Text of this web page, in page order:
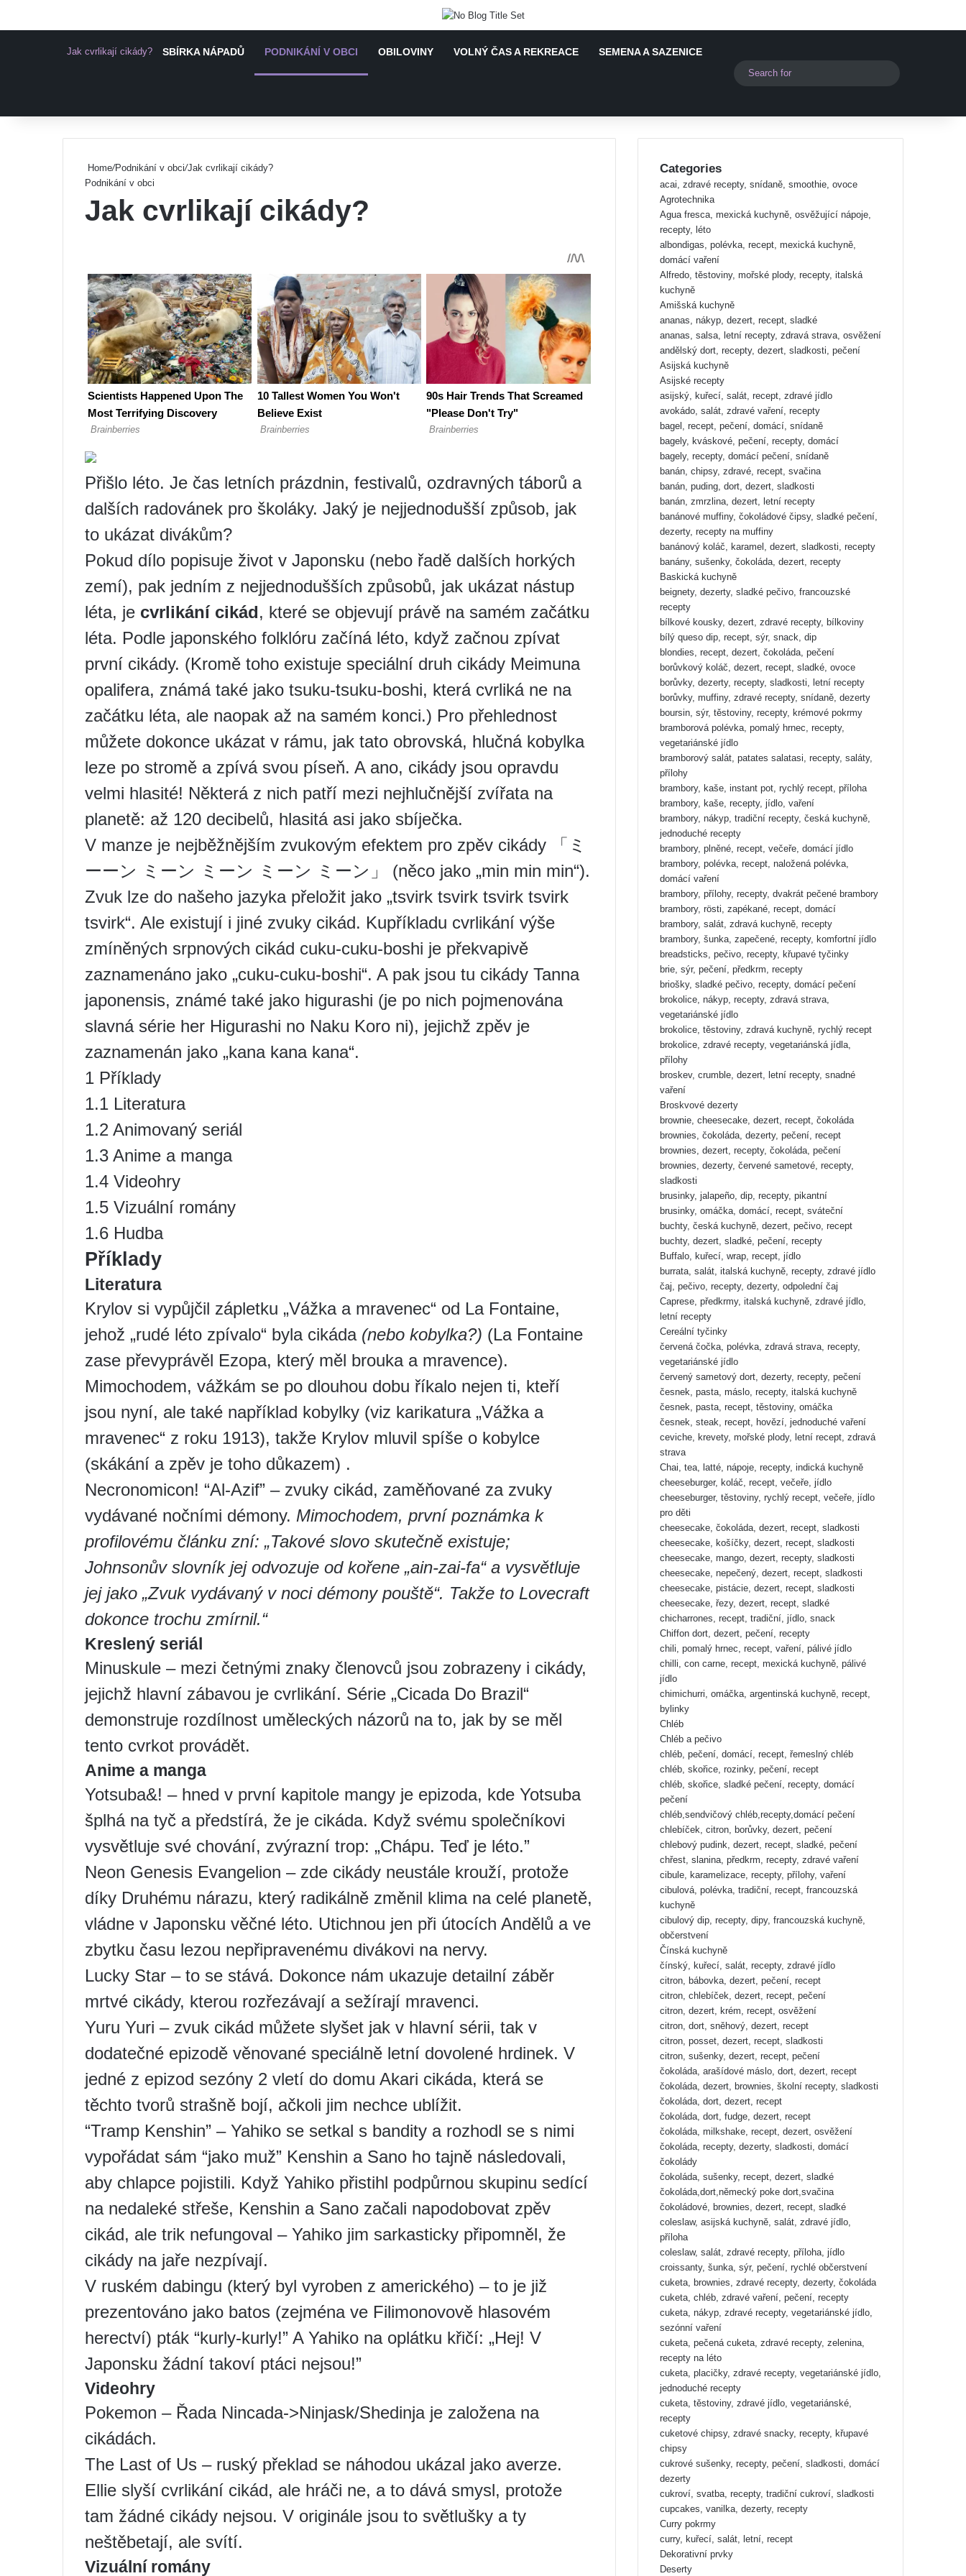
Jak cvrlikají cikády? SBÍRKA NÁPADŮ PODNIKÁNÍ V OBCI OBILOVINY VOLNÝ ČAS A REKREACE SEMENA A SAZENICE
Switch skin
Home/Podnikání v obci/Jak cvrlikají cikády?
Podnikání v obci
Jak cvrlikají cikády?
Přišlo léto. Je čas letních prázdnin, festivalů, ozdravných táborů a
dalších radovánek pro školáky. Jaký je nejjednodušší způsob, jak
to ukázat divákům?
Pokud dílo popisuje život v Japonsku (nebo řadě dalších horkých
zemí), pak jedním z nejjednodušších způsobů, jak ukázat nástup
léta, je cvrlikání cikád, které se objevují právě na samém začátku
léta. Podle japonského folklóru začíná léto, když začnou zpívat
první cikády. (Kromě toho existuje speciální druh cikády Meimuna
opalifera, známá také jako tsuku-tsuku-boshi, která cvrliká ne na
začátku léta, ale naopak až na samém konci.) Pro přehlednost
můžete dokonce ukázat v rámu, jak tato obrovská, hlučná kobylka
leze po stromě a zpívá svou píseň. A ano, cikády jsou opravdu
velmi hlasité! Některá z nich patří mezi nejhlučnější zvířata na
planetě: až 120 decibelů, hlasitá asi jako sbíječka.
V manze je nejběžnějším zvukovým efektem pro zpěv cikády 「ミ
ーーン ミーン ミーン ミーン ミーン」 (něco jako „min min min“).
Zvuk lze do našeho jazyka přeložit jako „tsvirk tsvirk tsvirk tsvirk
tsvirk“. Ale existují i ​​jiné zvuky cikád. Kupříkladu cvrlikání výše
zmíněných srpnových cikád cuku-cuku-boshi je překvapivě
zaznamenáno jako „cuku-cuku-boshi“. A pak jsou tu cikády Tanna
japonensis, známé také jako higurashi (je po nich pojmenována
slavná série her Higurashi no Naku Koro ni), jejichž zpěv je
zaznamenán jako „kana kana kana“.
1 Příklady
1.1 Literatura
1.2 Animovaný seriál
1.3 Anime a manga
1.4 Videohry
1.5 Vizuální romány
1.6 Hudba
Příklady
Literatura
Krylov si vypůjčil zápletku „Vážka a mravenec“ od La Fontaine,
jehož „rudé léto zpívalo“ byla cikáda (nebo kobylka?) (La Fontaine
zase převyprávěl Ezopa, který měl brouka a mravence).
Mimochodem, vážkám se po dlouhou dobu říkalo nejen ti, kteří
jsou nyní, ale také například kobylky (viz karikatura „Vážka a
mravenec“ z roku 1913), takže Krylov mluvil spíše o kobylce
(skákání a zpěv je toho důkazem) .
Necronomicon! “Al-Azif” – zvuky cikád, zaměňované za zvuky
vydávané nočními démony. Mimochodem, první poznámka k
profilovému článku zní: „Takové slovo skutečně existuje;
Johnsonův slovník jej odvozuje od kořene „ain-zai-fa“ a vysvětluje
jej jako „Zvuk vydávaný v noci démony pouště“. Takže to Lovecraft
dokonce trochu zmírnil.“
Kreslený seriál
Minuskule – mezi četnými znaky členovců jsou zobrazeny i cikády,
jejichž hlavní zábavou je cvrlikání. Série „Cicada Do Brazil“
demonstruje rozdílnost uměleckých názorů na to, jak by se měl
tento cvrkot provádět.
Anime a manga
Yotsuba&! – hned v první kapitole mangy je epizoda, kde Yotsuba
šplhá na tyč a předstírá, že je cikáda. Když svému společníkovi
vysvětluje své chování, zvýrazní trop: „Chápu. Teď je léto.”
Neon Genesis Evangelion – zde cikády neustále krouží, protože
díky Druhému nárazu, který radikálně změnil klima na celé planetě,
vládne v Japonsku věčné léto. Utichnou jen při útocích Andělů a ve
zbytku času lezou nepřipravenému divákovi na nervy.
Lucky Star – to se stává. Dokonce nám ukazuje detailní záběr
mrtvé cikády, kterou rozřezávají a sežírají mravenci.
Yuru Yuri – zvuk cikád můžete slyšet jak v hlavní sérii, tak v
dodatečné epizodě věnované speciálně letní dovolené hrdinek. V
jedné z epizod sezóny 2 vletí do domu Akari cikáda, která se
těchto tvorů strašně bojí, ačkoli jim nechce ublížit.
“Tramp Kenshin” – Yahiko se setkal s bandity a rozhodl se s nimi
vypořádat sám “jako muž” Kenshin a Sano ho tajně následovali,
aby chlapce pojistili. Když Yahiko přistihl podpůrnou skupinu sedící
na nedaleké střeše, Kenshin a Sano začali napodobovat zpěv
cikád, ale trik nefungoval – Yahiko jim sarkasticky připomněl, že
cikády na jaře nezpívají.
V ruském dabingu (který byl vyroben z amerického) – to je již
prezentováno jako batos (zejména ve Filimonovově hlasovém
herectví) pták “kurly-kurly!” A Yahiko na oplátku křičí: „Hej! V
Japonsku žádní takoví ptáci nejsou!”
Videohry
Pokemon – Řada Nincada->Ninjask/Shedinja je založena na
cikádách.
The Last of Us – ruský překlad se náhodou ukázal jako averze.
Ellie slyší cvrlikání cikád, ale hráči ne, a to dává smysl, protože
tam žádné cikády nejsou. V originále jsou to světlušky a ty
neštěbetají, ale svítí.
Vizuální romány
Categories
acai, zdravé recepty, snídaně, smoothie, ovoce
Agrotechnika
Agua fresca, mexická kuchyně, osvěžující nápoje,
recepty, léto
albondigas, polévka, recept, mexická kuchyně,
domácí vaření
Alfredo, těstoviny, mořské plody, recepty, italská
kuchyně
Amišská kuchyně
ananas, nákyp, dezert, recept, sladké
ananas, salsa, letní recepty, zdravá strava, osvěžení
andělský dort, recepty, dezert, sladkosti, pečení
Asijská kuchyně
Asijské recepty
asijský, kuřecí, salát, recept, zdravé jídlo
avokádo, salát, zdravé vaření, recepty
bagel, recept, pečení, domácí, snídaně
bagely, kváskové, pečení, recepty, domácí
bagely, recepty, domácí pečení, snídaně
banán, chipsy, zdravé, recept, svačina
banán, puding, dort, dezert, sladkosti
banán, zmrzlina, dezert, letní recepty
banánové muffiny, čokoládové čipsy, sladké pečení,
dezerty, recepty na muffiny
banánový koláč, karamel, dezert, sladkosti, recepty
banány, sušenky, čokoláda, dezert, recepty
Baskická kuchyně
beignety, dezerty, sladké pečivo, francouzské
recepty
bílkové kousky, dezert, zdravé recepty, bílkoviny
bílý queso dip, recept, sýr, snack, dip
blondies, recept, dezert, čokoláda, pečení
borůvkový koláč, dezert, recept, sladké, ovoce
borůvky, dezerty, recepty, sladkosti, letní recepty
borůvky, muffiny, zdravé recepty, snídaně, dezerty
boursin, sýr, těstoviny, recepty, krémové pokrmy
bramborová polévka, pomalý hrnec, recepty,
vegetariánské jídlo
bramborový salát, patates salatasi, recepty, saláty,
přílohy
brambory, kaše, instant pot, rychlý recept, příloha
brambory, kaše, recepty, jídlo, vaření
brambory, nákyp, tradiční recepty, česká kuchyně,
jednoduché recepty
brambory, plněné, recept, večeře, domácí jídlo
brambory, polévka, recept, naložená polévka,
domácí vaření
brambory, přílohy, recepty, dvakrát pečené brambory
brambory, rösti, zapékané, recept, domácí
brambory, salát, zdravá kuchyně, recepty
brambory, šunka, zapečené, recepty, komfortní jídlo
breadsticks, pečivo, recepty, křupavé tyčinky
brie, sýr, pečení, předkrm, recepty
briošky, sladké pečivo, recepty, domácí pečení
brokolice, nákyp, recepty, zdravá strava,
vegetariánské jídlo
brokolice, těstoviny, zdravá kuchyně, rychlý recept
brokolice, zdravé recepty, vegetariánská jídla,
přílohy
broskev, crumble, dezert, letní recepty, snadné
vaření
Broskvové dezerty
brownie, cheesecake, dezert, recept, čokoláda
brownies, čokoláda, dezerty, pečení, recept
brownies, dezert, recepty, čokoláda, pečení
brownies, dezerty, červené sametové, recepty,
sladkosti
brusinky, jalapeño, dip, recepty, pikantní
brusinky, omáčka, domácí, recept, sváteční
buchty, česká kuchyně, dezert, pečivo, recept
buchty, dezert, sladké, pečení, recepty
Buffalo, kuřecí, wrap, recept, jídlo
burrata, salát, italská kuchyně, recepty, zdravé jídlo
čaj, pečivo, recepty, dezerty, odpolední čaj
Caprese, předkrmy, italská kuchyně, zdravé jídlo,
letní recepty
Cereální tyčinky
červená čočka, polévka, zdravá strava, recepty,
vegetariánské jídlo
červený sametový dort, dezerty, recepty, pečení
česnek, pasta, máslo, recepty, italská kuchyně
česnek, pasta, recept, těstoviny, omáčka
česnek, steak, recept, hovězí, jednoduché vaření
ceviche, krevety, mořské plody, letní recept, zdravá
strava
Chai, tea, latté, nápoje, recepty, indická kuchyně
cheeseburger, koláč, recept, večeře, jídlo
cheeseburger, těstoviny, rychlý recept, večeře, jídlo
pro děti
cheesecake, čokoláda, dezert, recept, sladkosti
cheesecake, košíčky, dezert, recept, sladkosti
cheesecake, mango, dezert, recepty, sladkosti
cheesecake, nepečený, dezert, recept, sladkosti
cheesecake, pistácie, dezert, recept, sladkosti
cheesecake, řezy, dezert, recept, sladké
chicharrones, recept, tradiční, jídlo, snack
Chiffon dort, dezert, pečení, recepty
chili, pomalý hrnec, recept, vaření, pálivé jídlo
chilli, con carne, recept, mexická kuchyně, pálivé
jídlo
chimichurri, omáčka, argentinská kuchyně, recept,
bylinky
Chléb
Chléb a pečivo
chléb, pečení, domácí, recept, řemeslný chléb
chléb, skořice, rozinky, pečení, recept
chléb, skořice, sladké pečení, recepty, domácí
pečení
chléb,sendvičový chléb,recepty,domácí pečení
chlebíček, citron, borůvky, dezert, pečení
chlebový pudink, dezert, recept, sladké, pečení
chřest, slanina, předkrm, recepty, zdravé vaření
cibule, karamelizace, recepty, přílohy, vaření
cibulová, polévka, tradiční, recept, francouzská
kuchyně
cibulový dip, recepty, dipy, francouzská kuchyně,
občerstvení
Čínská kuchyně
čínský, kuřecí, salát, recepty, zdravé jídlo
citron, bábovka, dezert, pečení, recept
citron, chlebíček, dezert, recept, pečení
citron, dezert, krém, recept, osvěžení
citron, dort, sněhový, dezert, recept
citron, posset, dezert, recept, sladkosti
citron, sušenky, dezert, recept, pečení
čokoláda, arašídové máslo, dort, dezert, recept
čokoláda, dezert, brownies, školní recepty, sladkosti
čokoláda, dort, dezert, recept
čokoláda, dort, fudge, dezert, recept
čokoláda, milkshake, recept, dezert, osvěžení
čokoláda, recepty, dezerty, sladkosti, domácí
čokolády
čokoláda, sušenky, recept, dezert, sladké
čokoláda,dort,německý poke dort,svačina
čokoládové, brownies, dezert, recept, sladké
coleslaw, asijská kuchyně, salát, zdravé jídlo,
příloha
coleslaw, salát, zdravé recepty, příloha, jídlo
croissanty, šunka, sýr, pečení, rychlé občerstvení
cuketa, brownies, zdravé recepty, dezerty, čokoláda
cuketa, chléb, zdravé vaření, pečení, recepty
cuketa, nákyp, zdravé recepty, vegetariánské jídlo,
sezónní vaření
cuketa, pečená cuketa, zdravé recepty, zelenina,
recepty na léto
cuketa, placičky, zdravé recepty, vegetariánské jídlo,
jednoduché recepty
cuketa, těstoviny, zdravé jídlo, vegetariánské,
recepty
cuketové chipsy, zdravé snacky, recepty, křupavé
chipsy
cukrové sušenky, recepty, pečení, sladkosti, domácí
dezerty
cukroví, svatba, recepty, tradiční cukroví, sladkosti
cupcakes, vanilka, dezerty, recepty
Curry pokrmy
curry, kuřecí, salát, letní, recept
Dekorativní prvky
Deserty